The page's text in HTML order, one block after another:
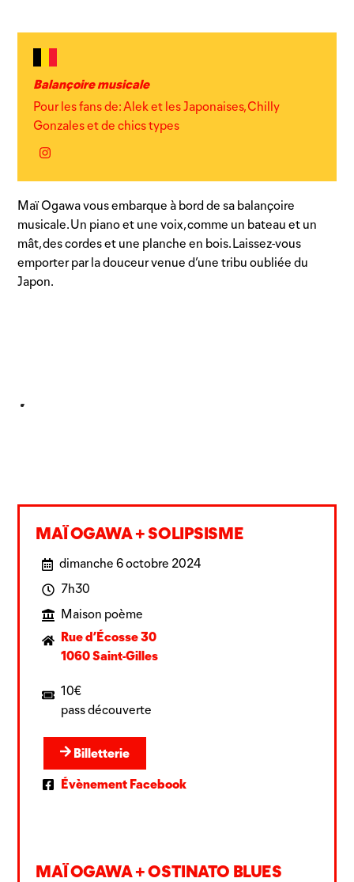
Balançoire musicale
Pour les fans de: Alek et les Japonaises, Chilly
Gonzales et de chics types
Instagram
Maï Ogawa vous embarque à bord de sa balançoire
musicale. Un piano et une voix, comme un bateau et un
mât, des cordes et une planche en bois. Laissez-vous
emporter par la douceur venue d’une tribu oubliée du
Japon.
MAÏ OGAWA + SOLIPSISME
dimanche 6 octobre 2024
7h30
Maison poème
Rue d’Écosse 30
1060 Saint-Gilles
10€
pass découverte
Billetterie
Évènement Facebook
MAÏ OGAWA + OSTINATO BLUES